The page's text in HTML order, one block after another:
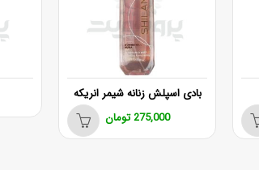
بادی اسپلش زنانه شیمر انریکه
275,000 تومان